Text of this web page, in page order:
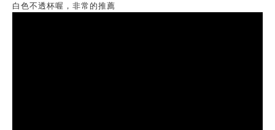
白色不透杯喔，非常的推薦